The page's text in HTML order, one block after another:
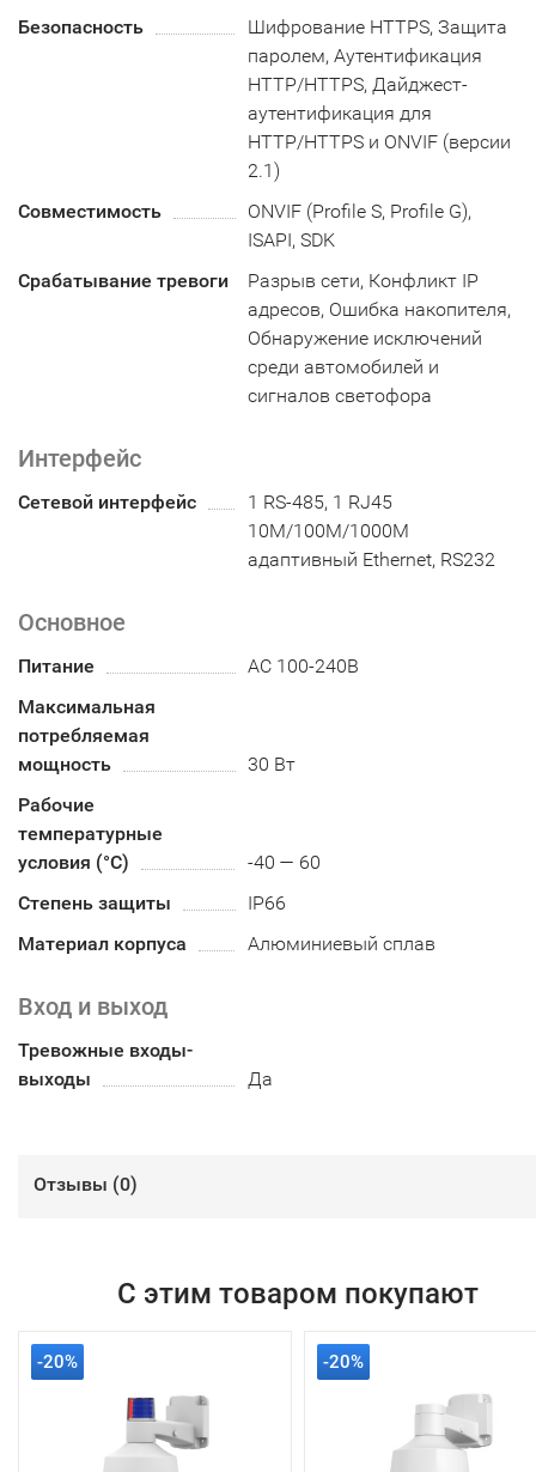
Безопасность
Шифрование HTTPS, Защита
паролем, Аутентификация
HTTP/HTTPS, Дайджест-
аутентификация для
HTTP/HTTPS и ONVIF (версии
2.1)
Совместимость
ONVIF (Profile S, Profile G),
ISAPI, SDK
Срабатывание тревоги
Разрыв сети, Конфликт IP
адресов, Ошибка накопителя,
Обнаружение исключений
среди автомобилей и
сигналов светофора
Интерфейс
Сетевой интерфейс
1 RS-485, 1 RJ45
10M/100M/1000M
адаптивный Ethernet, RS232
Основное
Питание
АC 100-240В
Максимальная
потребляемая
мощность
30 Вт
Рабочие
температурные
условия (°С)
-40 — 60
Степень защиты
IP66
Материал корпуса
Алюминиевый сплав
Вход и выход
Тревожные входы-
выходы
Да
Отзывы (0)
С этим товаром покупают
-20% -20%